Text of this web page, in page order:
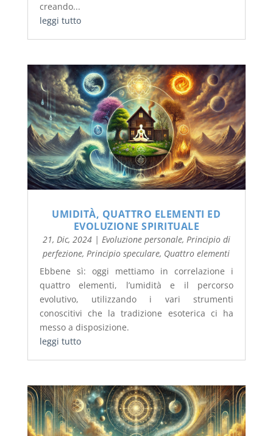
creando...
leggi tutto
UMIDITÀ, QUATTRO ELEMENTI ED
EVOLUZIONE SPIRITUALE
21, Dic, 2024| Evoluzione personale, Principio di
perfezione,Principio speculare, Quattro elementi
Ebbene sì: oggi mettiamo in correlazione i
quattro elementi, l’umidità e il percorso
evolutivo, utilizzando i vari strumenti
conoscitivi che la tradizione esoterica ci ha
messo a disposizione.
leggi tutto